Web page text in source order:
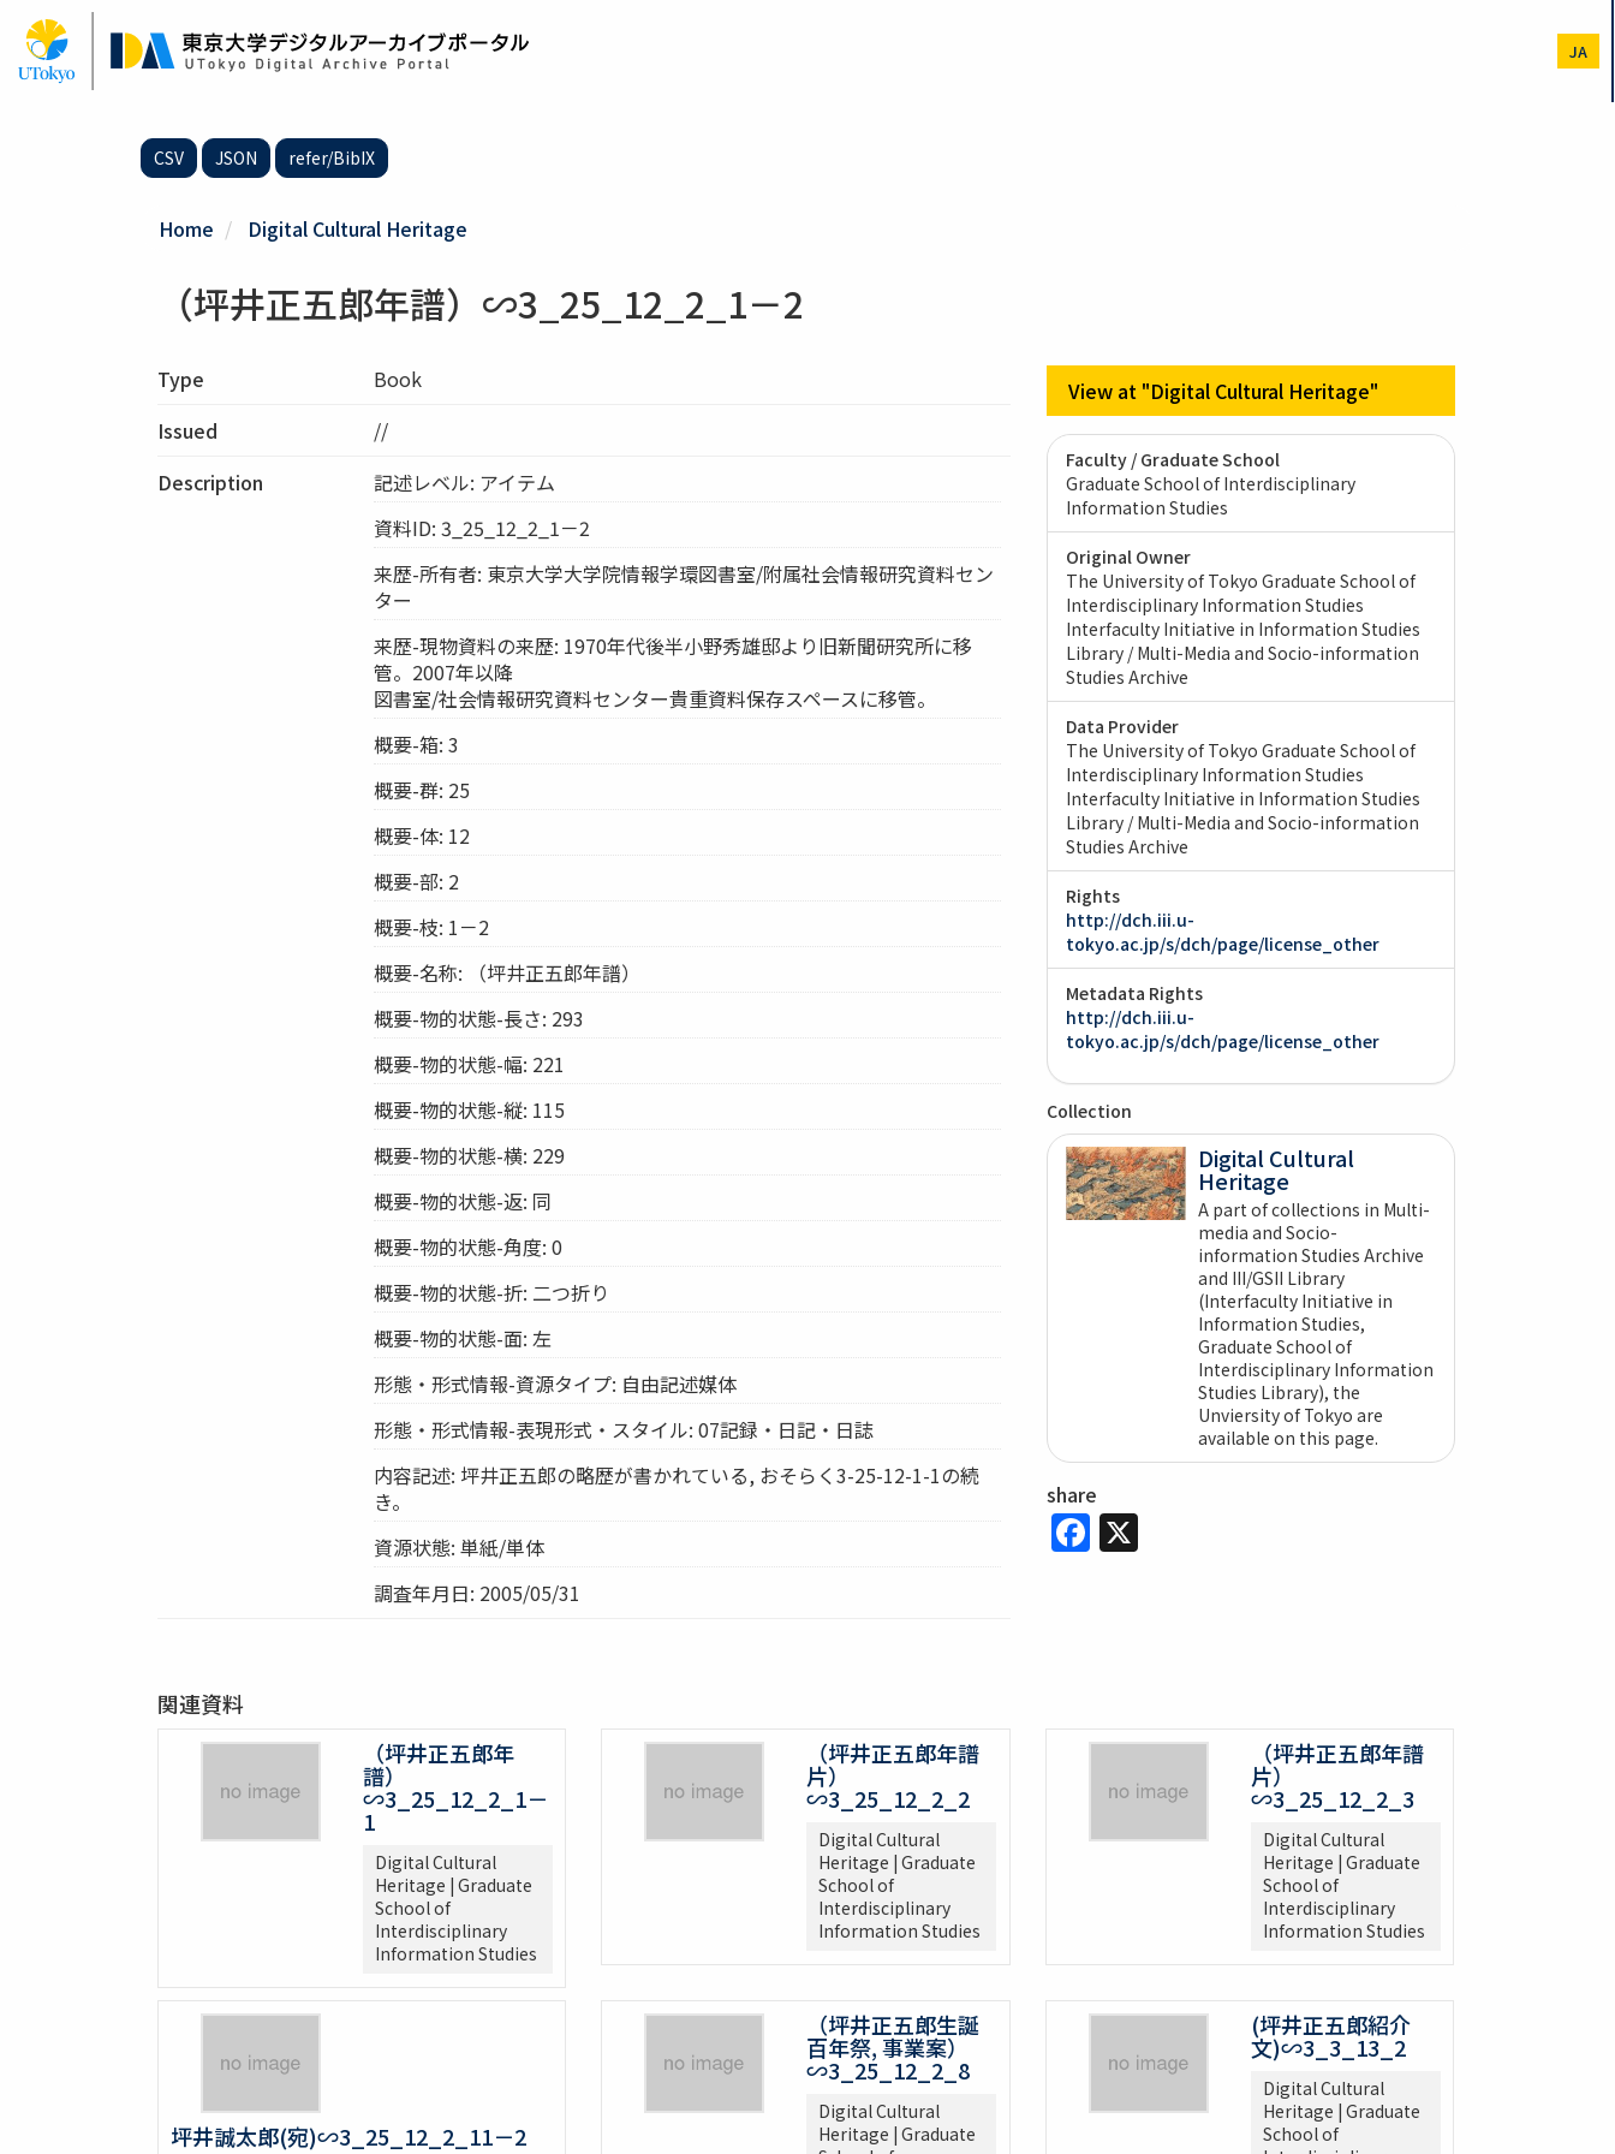
Skip
main
content
JA
CSV JSON refer/BibIX
Home Digital Cultural Heritage
（坪井正五郎年譜）∽3_25_12_2_1－2
Type
Book
Issued
//
Description
記述レベル: アイテム
資料ID: 3_25_12_2_1－2
来歴-所有者: 東京大学大学院情報学環図書室/附属社会情報研究資料セン
ター
来歴-現物資料の来歴: 1970年代後半小野秀雄邸より旧新聞研究所に移
管。2007年以降
図書室/社会情報研究資料センター貴重資料保存スペースに移管。
概要-箱: 3
概要-群: 25
概要-体: 12
概要-部: 2
概要-枝: 1－2
概要-名称: （坪井正五郎年譜）
概要-物的状態-長さ: 293
概要-物的状態-幅: 221
概要-物的状態-縦: 115
概要-物的状態-横: 229
概要-物的状態-返: 同
概要-物的状態-角度: 0
概要-物的状態-折: 二つ折り
概要-物的状態-面: 左
形態・形式情報-資源タイプ: 自由記述媒体
形態・形式情報-表現形式・スタイル: 07記録・日記・日誌
内容記述: 坪井正五郎の略歴が書かれている, おそらく3-25-12-1-1の続
き。
資源状態: 単紙/単体
調査年月日: 2005/05/31
View at "Digital Cultural Heritage"
Faculty / Graduate School
Graduate School of Interdisciplinary
Information Studies
Original Owner
The University of Tokyo Graduate School of
Interdisciplinary Information Studies
Interfaculty Initiative in Information Studies
Library / Multi-Media and Socio-information
Studies Archive
Data Provider
The University of Tokyo Graduate School of
Interdisciplinary Information Studies
Interfaculty Initiative in Information Studies
Library / Multi-Media and Socio-information
Studies Archive
Rights
http://dch.iii.u-
tokyo.ac.jp/s/dch/page/license_other
Metadata Rights
http://dch.iii.u-
tokyo.ac.jp/s/dch/page/license_other
Collection
Digital Cultural
Heritage
A part of collections in Multi-
media and Socio-
information Studies Archive
and III/GSII Library
(Interfaculty Initiative in
Information Studies,
Graduate School of
Interdisciplinary Information
Studies Library), the
Unviersity of Tokyo are
available on this page.
share
Facebook
X
関連資料
（坪井正五郎年
譜）
∽3_25_12_2_1－
1
Digital Cultural
Heritage | Graduate
School of
Interdisciplinary
Information Studies
（坪井正五郎年譜
片）
∽3_25_12_2_2
Digital Cultural
Heritage | Graduate
School of
Interdisciplinary
Information Studies
（坪井正五郎年譜
片）
∽3_25_12_2_3
Digital Cultural
Heritage | Graduate
School of
Interdisciplinary
Information Studies
坪井誠太郎(宛)∽3_25_12_2_11－2
（坪井正五郎生誕
百年祭, 事業案）
∽3_25_12_2_8
Digital Cultural
Heritage | Graduate
(坪井正五郎紹介
文)∽3_3_13_2
Digital Cultural
Heritage | Graduate
School of